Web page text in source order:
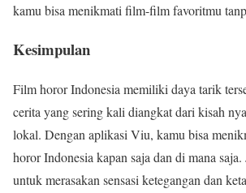
kamu bisa menikmati film-film favoritmu
Kesimpulan
Film horor Indonesia memiliki daya tarik
cerita yang sering kali diangkat dari kisah
lokal. Dengan aplikasi Viu, kamu bisa
horor Indonesia kapan saja dan di mana
untuk merasakan sensasi ketegangan dan